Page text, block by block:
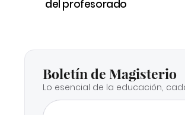
del profesorado
Boletín de Magisterio
Lo esencial de la educación,